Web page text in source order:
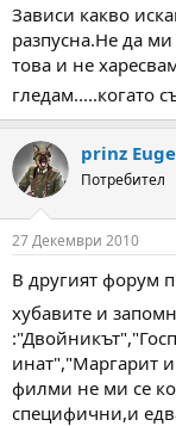
Зависи какво
разпусна.Не да
това и не
гледам.....когато
prinz
Потребител
27 Декември 2010
В другият форум
хубавите и
инат","Маргарит
филми не ми се
специфични,и